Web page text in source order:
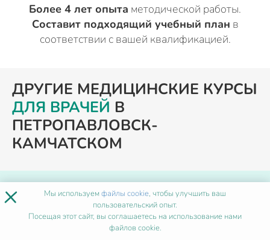
Более 4 лет опыта методической работы.
Составит подходящий учебный план в
соответствии с вашей квалификацией.
ДРУГИЕ МЕДИЦИНСКИЕ КУРСЫ
ДЛЯ ВРАЧЕЙ В
ПЕТРОПАВЛОВСК-
КАМЧАТСКОМ
ПОХОЖИЕ ПРОГРАММЫ
Мануальная терапия
× Мы используемфайлы cookie, чтобы улучшить ваш
пользовательский опыт.
Посещая этот сайт, вы соглашаетесь на использование нами
файлов cookie.